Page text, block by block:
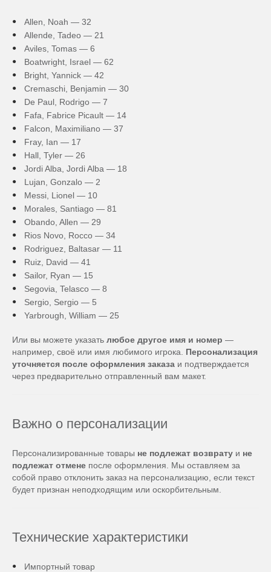
Allen, Noah — 32
Allende, Tadeo — 21
Aviles, Tomas — 6
Boatwright, Israel — 62
Bright, Yannick — 42
Cremaschi, Benjamin — 30
De Paul, Rodrigo — 7
Fafa, Fabrice Picault — 14
Falcon, Maximiliano — 37
Fray, Ian — 17
Hall, Tyler — 26
Jordi Alba, Jordi Alba — 18
Lujan, Gonzalo — 2
Messi, Lionel — 10
Morales, Santiago — 81
Obando, Allen — 29
Rios Novo, Rocco — 34
Rodriguez, Baltasar — 11
Ruiz, David — 41
Sailor, Ryan — 15
Segovia, Telasco — 8
Sergio, Sergio — 5
Yarbrough, William — 25
Или вы можете указать любое другое имя и номер —
например, своё или имя любимого игрока. Персонализация
уточняется после оформления заказа и подтверждается
через предварительно отправленный вам макет.
Важно о персонализации
Персонализированные товары не подлежат возврату и не
подлежат отмене после оформления. Мы оставляем за
собой право отклонить заказ на персонализацию, если текст
будет признан неподходящим или оскорбительным.
Технические характеристики
Импортный товар